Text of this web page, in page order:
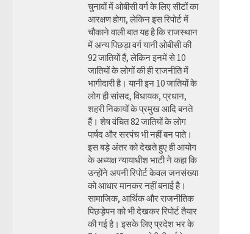
चुनावों में ओबीसी वर्ग के लिए सीटों का
आरक्षण होगा, लेकिन इस रिपोर्ट में
चौकाने वाली बात यह है कि राजस्थान
में अन्य पिछड़ा वर्ग यानी ओबीसी की
92 जातियों हैं, लेकिन इनमें से 10
जातियों के लोगों की ही राजनीति में
भागीदारी है। यानी इन 10 जातियों के
लोग ही सांसद, विधायक, प्रधान,
शहरी निकायों के प्रमुख आदि बनते
हैं। शेष वंचित 82 जातियों के लोग
पार्षद और सरपंच भी नहीं बन पाते।
इस बड़े अंतर को देखते हुए ही आयोग
के अध्यक्ष न्यायाधीश भाटी ने कहा कि
उन्होंने अपनी रिपोर्ट केवल जनसंख्या
को आधार मानकर नहीं बनाई है।
सामाजिक, आर्थिक और राजनीतिक
पिछड़ेपन को भी देखकर रिपोर्ट तैयार
की गई है। इसके लिए प्रदेश भर के